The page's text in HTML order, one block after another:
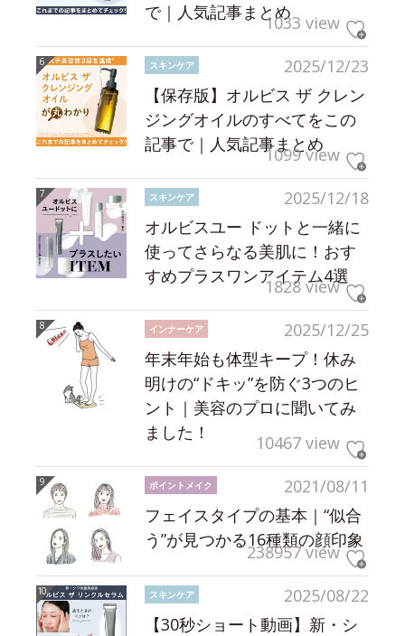
で｜人気記事まとめ1033 view
2025/12/23
スキンケア
【保存版】オルビス ザ クレン
ジングオイルのすべてをこの
記事で｜人気記事まとめ
1099 view
2025/12/18
スキンケア
オルビスユー ドットと一緒に
使ってさらなる美肌に！おす
すめプラスワンアイテム4選
1828 view
2025/12/25
インナーケア
年末年始も体型キープ！休み
明けの“ドキッ”を防ぐ3つのヒ
ント｜美容のプロに聞いてみ
ました！
10467 view
2021/08/11
ポイントメイク
フェイスタイプの基本｜“似合
う”が見つかる16種類の顔印象
238957 view
2025/08/22
スキンケア
【30秒ショート動画】新・シ